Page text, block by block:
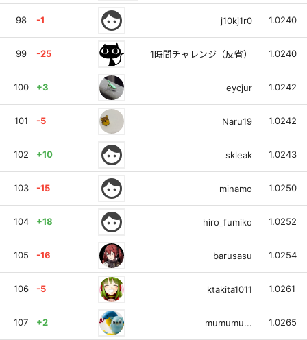
98 -1 face j10kj1r0 1.0240
99 -25 1時間チャレンジ（反省） 1.0240
100 +3 eycjur 1.0242
101 -5 Naru19 1.0242
102 +10 face skleak 1.0243
103 -15 face minamo 1.0250
104 +18 face hiro_fumiko 1.0252
105 -16 barusasu 1.0254
106 -5 ktakita1011 1.0261
107 +2 mumumu... 1.0265